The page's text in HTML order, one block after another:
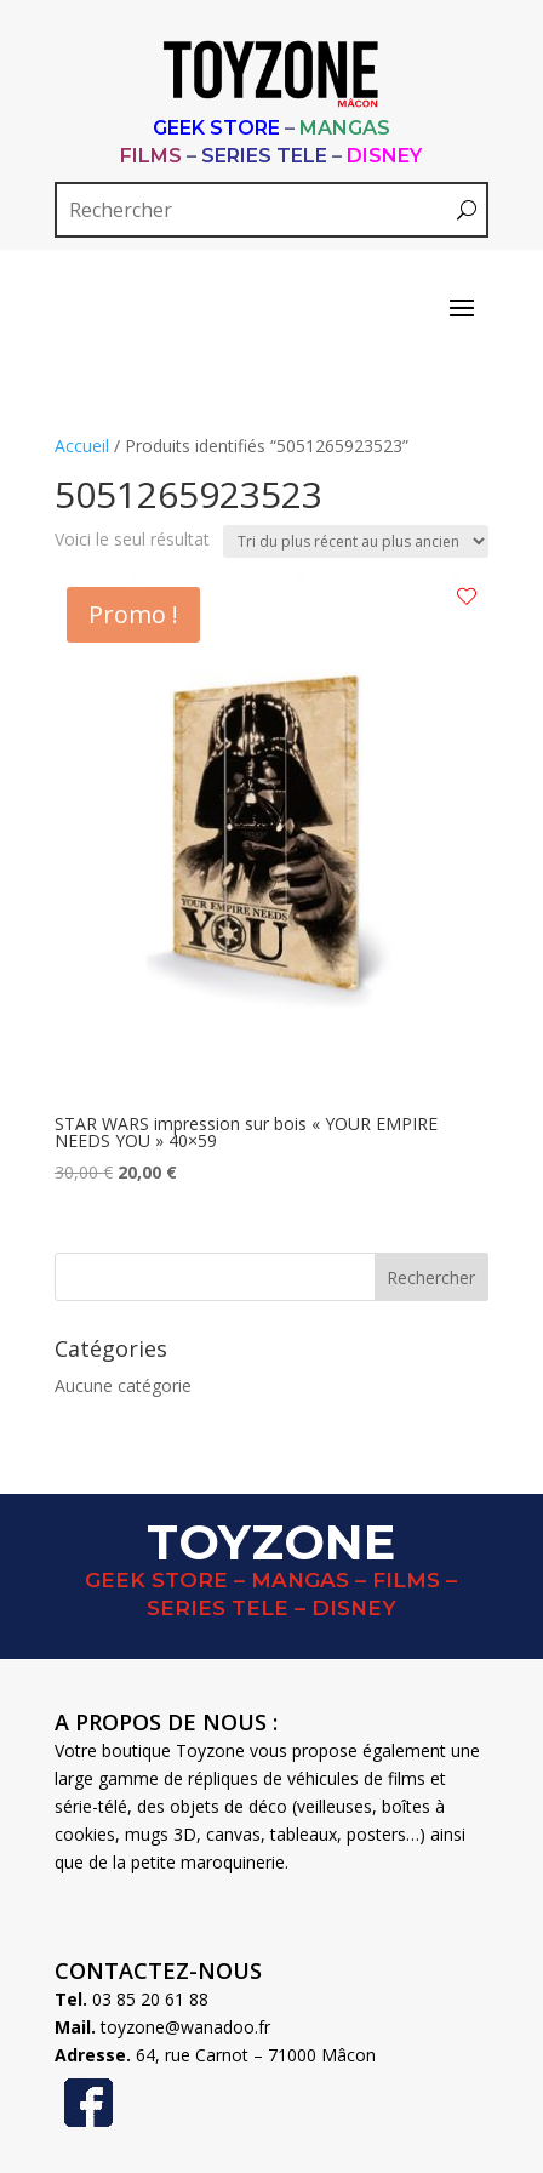
GEEK STORE – MANGAS
FILMS – SERIES TELE – DISNEY
Accueil / Produits identifiés “5051265923523”
5051265923523
Voici le seul résultat
Promo !
STAR WARS impression sur bois « YOUR EMPIRE
NEEDS YOU » 40×59
30,00€ Le
était :
20,00 €Le
est :
Catégories
Aucune catégorie
TOYZONE
GEEK STORE – MANGAS – FILMS –
SERIES TELE – DISNEY
A PROPOS DE NOUS :
Votre boutique Toyzone vous propose également une
large gamme de répliques de véhicules de films et
série-télé, des objets de déco (veilleuses, boîtes à
cookies, mugs 3D, canvas, tableaux, posters…) ainsi
que de la petite maroquinerie.
CONTACTEZ-NOUS
Tel. 03 85 20 61 88
Mail. toyzone@wanadoo.fr
Adresse. 64, rue Carnot – 71000 Mâcon